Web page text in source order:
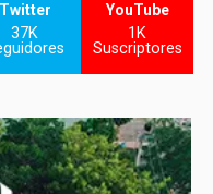
Twitter
37K
YouTube
1K
Suscriptores